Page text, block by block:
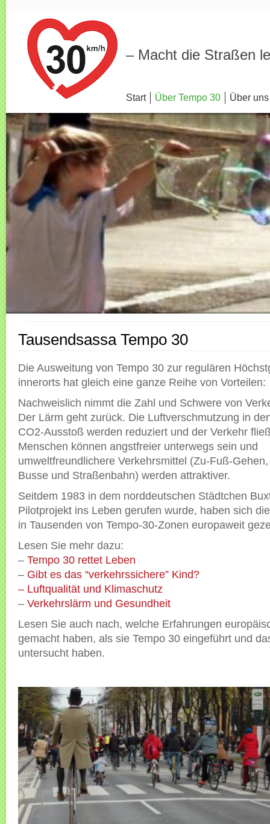
– Macht die Straßen
Start Über Tempo 30 Über uns
Tausendsassa Tempo 30
Die Ausweitung von Tempo 30 zur regulären
innerorts hat gleich eine ganze Reihe von Vorteilen:
Nachweislich nimmt die Zahl und Schwere von
Der Lärm geht zurück. Die Luftverschmutzung in
CO2-Ausstoß werden reduziert und der Verkehr
Menschen können angstfreier unterwegs sein und
umweltfreundlichere Verkehrsmittel (Zu-Fuß-
Busse und Straßenbahn) werden attraktiver.
Seitdem 1983 in dem norddeutschen Städtchen
Pilotprojekt ins Leben gerufen wurde, haben sich
in Tausenden von Tempo-30-Zonen europaweit
Lesen Sie mehr dazu:
– Tempo 30 rettet Leben
– Gibt es das “verkehrssichere” Kind?
– Luftqualität und Klimaschutz
– Verkehrslärm und Gesundheit
Lesen Sie auch nach, welche Erfahrungen
gemacht haben, als sie Tempo 30 eingeführt und
untersucht haben.